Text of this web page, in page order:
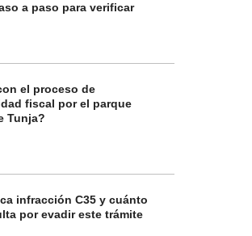
a paso para verificar
el proceso de
fiscal por el parque
Tunja?
infracción C35 y cuánto
por evadir este trámite